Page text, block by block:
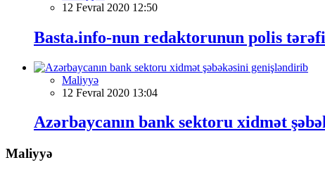
12 Fevral 2020 12:50
Basta.info-nun redaktorunun polis
Maliyyə
12 Fevral 2020 13:04
Azərbaycanın bank sektoru xidmət
Maliyyə